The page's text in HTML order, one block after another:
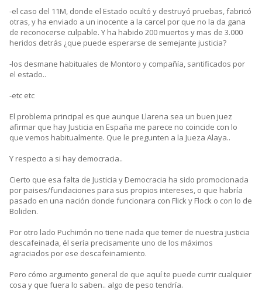
-el caso del 11M, donde el Estado ocultó y destruyó pruebas, fabricó
otras, y ha enviado a un inocente a la carcel por que no la da gana
de reconocerse culpable. Y ha habido 200 muertos y mas de 3.000
heridos detrás ¿que puede esperarse de semejante justicia?
-los desmane habituales de Montoro y compañía, santificados por
el estado..
-etc etc
El problema principal es que aunque Llarena sea un buen juez
afirmar que hay Justicia en España me parece no coincide con lo
que vemos habitualmente. Que le pregunten a la Jueza Alaya..
Y respecto a si hay democracia..
Cierto que esa falta de Justicia y Democracia ha sido promocionada
por paises/fundaciones para sus propios intereses, o que habría
pasado en una nación donde funcionara con Flick y Flock o con lo de
Boliden.
Por otro lado Puchimón no tiene nada que temer de nuestra justicia
descafeinada, él sería precisamente uno de los máximos
agraciados por ese descafeinamiento.
Pero cómo argumento general de que aquí te puede currir cualquier
cosa y que fuera lo saben.. algo de peso tendría.